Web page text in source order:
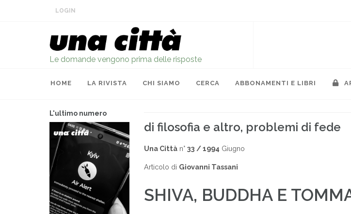
LOGIN
Le domande vengono prima delle risposte
HOME LA RIVISTA CHI SIAMO CERCA ABBONAMENTI E LIBRI
L'ultimo numero
di filosofia e altro, problemi di fede
Una Città n° 33 / 1994 Giugno
Articolo di Giovanni Tassani
SHIVA, BUDDHA E